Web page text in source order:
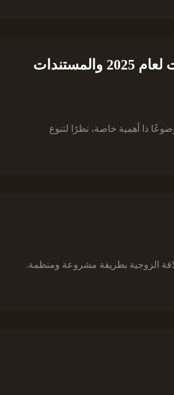
القواعد الجديدة لتوثيق زواج الأجانب في الكويت لعام 2025 والمستندات
ذا أهمية خاصة، نظرًا لتنوع
الزوجية بطريقة مشروعة ومنظمة.